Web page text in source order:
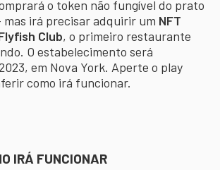
o token não fungível do prato
irá precisar adquirir um NFT
Club, o primeiro restaurante
O estabelecimento será
em Nova York. Aperte o play
como irá funcionar.
IRÁ FUNCIONAR